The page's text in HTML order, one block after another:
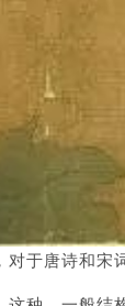
对于唐诗和宋